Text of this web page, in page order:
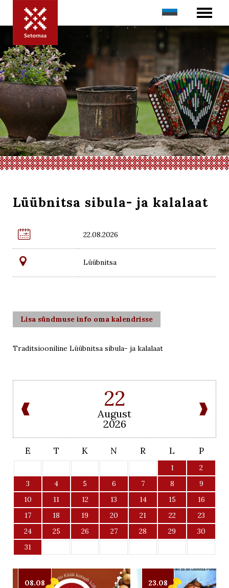
Lüübnitsa sibula- ja kalalaat
 22.08.2026
Lüübnitsa
Lisa sündmuse info oma kalendrisse
Traditsiooniline Lüübnitsa sibula- ja kalalaat
22
August
2026
E T K N R L P
1
2
3
4 5 6 7 8
9
10
11 12 13 14 15
16
17
18 19 20 21 22
23
24
25 26 27 28 29
30
31
08.08 23.08